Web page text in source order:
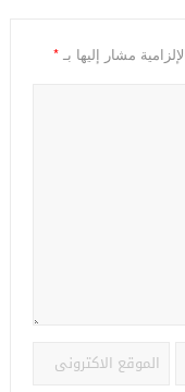
مشار إليها بـ *